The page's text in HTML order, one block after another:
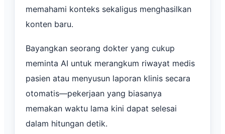
memahami konteks sekaligus menghasilkan
konten baru.
Bayangkan seorang dokter yang cukup
meminta AI untuk merangkum riwayat medis
pasien atau menyusun laporan klinis secara
otomatis—pekerjaan yang biasanya
memakan waktu lama kini dapat selesai
dalam hitungan detik.